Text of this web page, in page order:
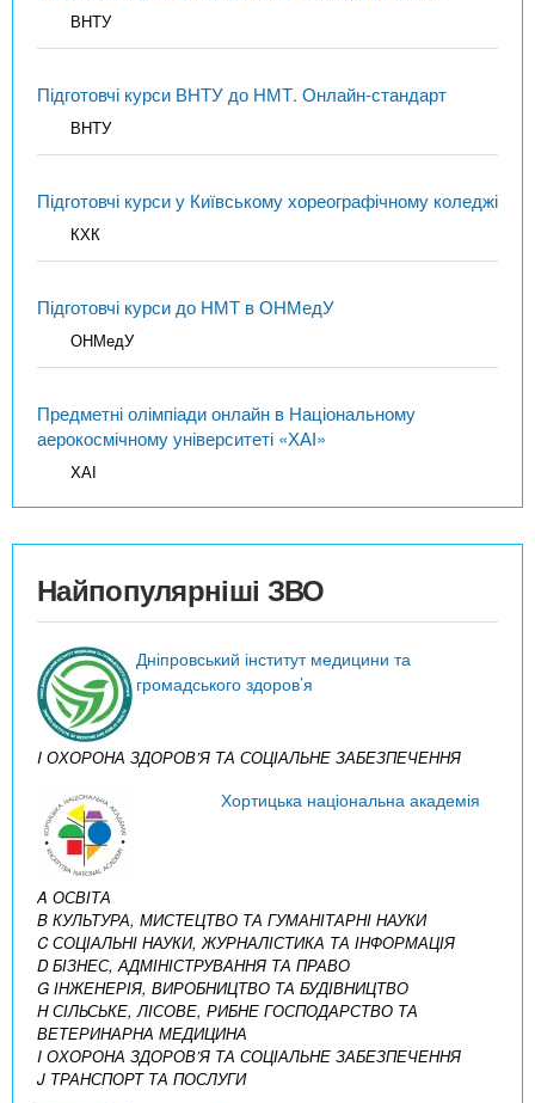
ВНТУ
Підготовчі курси ВНТУ до НМТ. Онлайн-стандарт
ВНТУ
Підготовчі курси у Київському хореографічному коледжі
КХК
Підготовчі курси до НМТ в ОНМедУ
ОНМедУ
Предметні олімпіади онлайн в Національному
аерокосмічному університеті «ХАІ»
ХАІ
Найпопулярніші ЗВО
Дніпровський інститут медицини та
громадського здоров’я
I ОХОРОНА ЗДОРОВ’Я ТА СОЦІАЛЬНЕ ЗАБЕЗПЕЧЕННЯ
Хортицька національна академія
A ОСВІТА
B КУЛЬТУРА, МИСТЕЦТВО ТА ГУМАНІТАРНІ НАУКИ
C СОЦІАЛЬНІ НАУКИ, ЖУРНАЛІСТИКА ТА ІНФОРМАЦІЯ
D БІЗНЕС, АДМІНІСТРУВАННЯ ТА ПРАВО
G ІНЖЕНЕРІЯ, ВИРОБНИЦТВО ТА БУДІВНИЦТВО
H СІЛЬСЬКЕ, ЛІСОВЕ, РИБНЕ ГОСПОДАРСТВО ТА
ВЕТЕРИНАРНА МЕДИЦИНА
I ОХОРОНА ЗДОРОВ’Я ТА СОЦІАЛЬНЕ ЗАБЕЗПЕЧЕННЯ
J ТРАНСПОРТ ТА ПОСЛУГИ